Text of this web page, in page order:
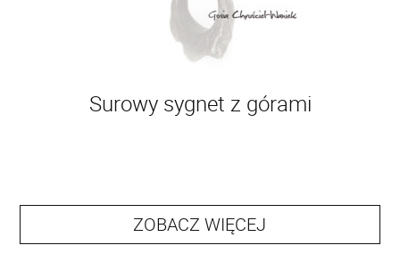
Surowy sygnet z górami
ZOBACZ WIĘCEJ